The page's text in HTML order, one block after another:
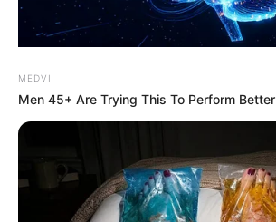
MEDVI
Men 45+ Are Trying This To Perform Better